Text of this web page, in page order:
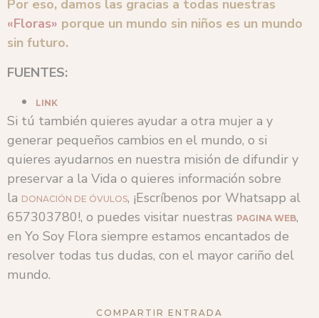
Por eso, damos las gracias a todas nuestras
«Floras» porque un mundo sin niños es un mundo
sin futuro.
FUENTES:
LINK
Si tú también quieres ayudar a otra mujer a y
generar pequeños cambios en el mundo, o si
quieres ayudarnos en nuestra misión de difundir y
preservar a la Vida o quieres información sobre
la DONACIÓN DE ÓVULOS, ¡Escríbenos por Whatsapp al
657303780!, o puedes visitar nuestras PAGINA WEB,
en Yo Soy Flora siempre estamos encantados de
resolver todas tus dudas, con el mayor cariño del
mundo.
COMPARTIR ENTRADA